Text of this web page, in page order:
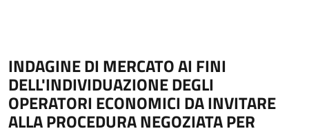
INDAGINE DI MERCATO AI FINI
DELL'INDIVIDUAZIONE DEGLI
OPERATORI ECONOMICI DA INVITARE
ALLA PROCEDURA NEGOZIATA PER